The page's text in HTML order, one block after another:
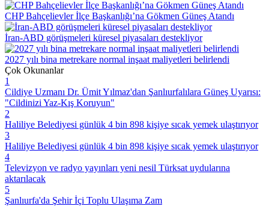
CHP Bahçelievler İlçe Başkanlığı’na Gökmen Güneş Atandı
İran-ABD görüşmeleri küresel piyasaları destekliyor
2027 yılı bina metrekare normal inşaat maliyetleri belirlendi
Çok Okunanlar
1
Cildiye Uzmanı Dr. Ümit Yılmaz'dan Şanlıurfalılara Güneş Uyarısı:
"Cildinizi Yaz-Kış Koruyun"
2
Haliliye Belediyesi günlük 4 bin 898 kişiye sıcak yemek ulaştırıyor
3
Haliliye Belediyesi günlük 4 bin 898 kişiye sıcak yemek ulaştırıyor
4
Televizyon ve radyo yayınları yeni nesil Türksat uydularına
aktarılacak
5
Şanlıurfa'da Şehir İçi Toplu Ulaşıma Zam